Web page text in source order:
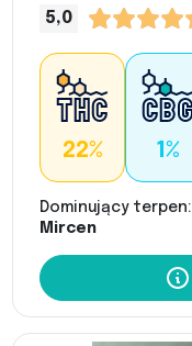
5,0
22% 1%
Dominujący terpen:
Mircen